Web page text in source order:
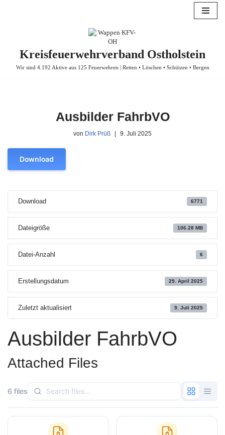
Kreisfeuerwehrverband Ostholstein
Wir sind 4.192 Aktive aus 125 Feuerwehren | Retten • Löschen • Schützen • Bergen
Ausbilder FahrbVO
von Dirk Prüß 9. Juli 2025
Download
Download 6771
Dateigröße 106.28 MB
Datei-Anzahl 6
Erstellungsdatum 29. April 2025
Zuletzt aktualisiert 9. Juli 2025
Ausbilder FahrbVO
Attached Files
6 files